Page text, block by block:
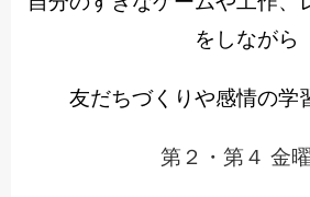
をしながら
友だちづくりや感情の学
第２・第４ 金